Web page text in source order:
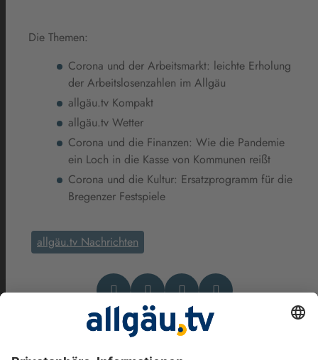
Die Themen:
Corona und der Arbeitsmarkt: leichte Erholung
der Arbeitslosenzahlen im Allgäu
allgäu.tv Kompakt
allgäu.tv Wetter
Corona und die Finanzen: Wie die Pandemie
ein Loch in die Kasse von Kommunen reißt
Corona und die Kultur: Ersatzprogramm für die
Bregenzer Festspiele
allgäu.tv Nachrichten